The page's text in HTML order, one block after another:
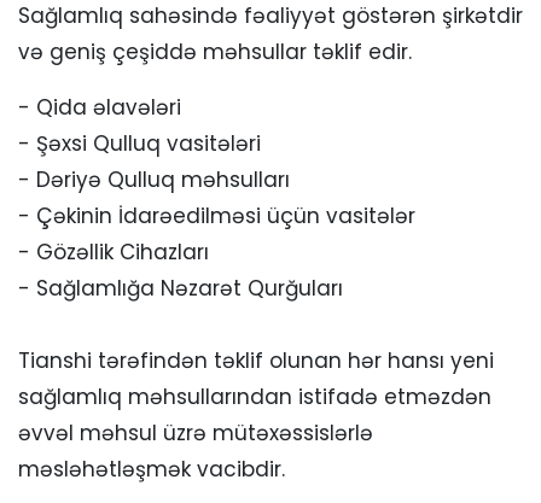
Sağlamlıq sahəsində fəaliyyət göstərən şirkətdir
və geniş çeşiddə məhsullar təklif edir.
- Qida əlavələri
- Şəxsi Qulluq vasitələri
- Dəriyə Qulluq məhsulları
- Çəkinin İdarəedilməsi üçün vasitələr
- Gözəllik Cihazları
- Sağlamlığa Nəzarət Qurğuları
Tianshi tərəfindən təklif olunan hər hansı yeni
sağlamlıq məhsullarından istifadə etməzdən
əvvəl məhsul üzrə mütəxəssislərlə
məsləhətləşmək vacibdir.